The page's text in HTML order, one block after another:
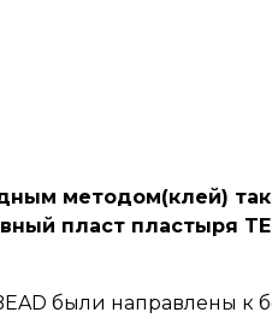
методом(клей)
пласт пластыря
были направлены к